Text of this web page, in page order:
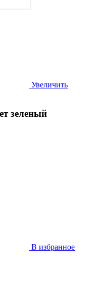
Увеличить
зеленый
В избранное